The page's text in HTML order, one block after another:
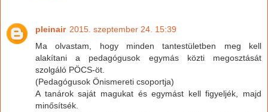
pleinair 2015. szeptember 24. 15:39
Ma olvastam, hogy minden tantestületben meg kell
alakítani a pedagógusok egymás közti megosztását
szolgáló PÖCS-öt.
(Pedagógusok Önismereti csoportja)
A tanárok saját magukat és egymást kell figyeljék, majd
minősítsék.